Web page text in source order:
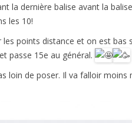
la dernière balise avant la
les 10!
points distance et on est
passe 15e au général.
loin de poser. Il va falloir moins